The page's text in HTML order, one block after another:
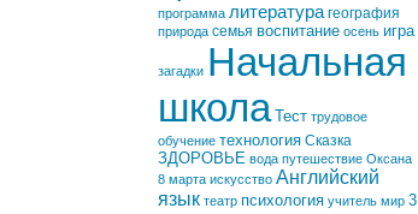
программа литература география
природа семья воспитание осень игра
загадки Начальная
школа Тест трудовое
обучение технология Сказка
ЗДОРОВЬЕ вода путешествие Оксана
8 марта искусство Английский
язык театр психология учитель мир 3